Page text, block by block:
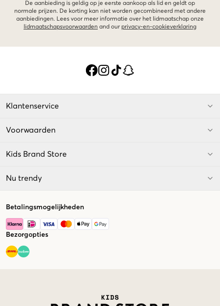
De aanbieding is geldig op je eerste aankoop als lid en geldt op
normale prijzen. De korting kan niet worden gecombineerd met andere
aanbiedingen. Lees voor meer informatie over het lidmaatschap onze
lidmaatschapsvoorwaarden and our privacy-en-cookieverklaring
Klantenservice
Voorwaarden
Kids Brand Store
Nu trendy
Betalingsmogelijkheden
Bezorgopties